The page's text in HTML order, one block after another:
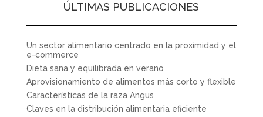
ÚLTIMAS PUBLICACIONES
Un sector alimentario centrado en la proximidad y el
e-commerce
Dieta sana y equilibrada en verano
Aprovisionamiento de alimentos más corto y flexible
Características de la raza Angus
Claves en la distribución alimentaria eficiente